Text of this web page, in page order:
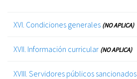
XVI. Condiciones generales (NO APLICA)
XVII. Información curricular (NO APLICA)
XVIII. Servidores públicos sancionados